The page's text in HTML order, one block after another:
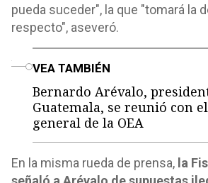
pueda suceder", la que "tomará la
respecto", aseveró.
VEA TAMBIÉN
Bernardo Arévalo,
Guatemala, se reunió con
general de la OEA
En la misma rueda de prensa, la